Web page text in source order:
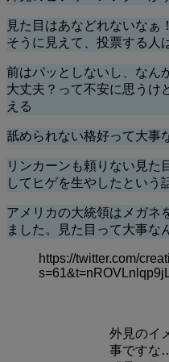
見た目はあなどれないなぁ
そうに見えて、投票する人
前はパッとしないし、なん
大丈夫？って不安に思うけ
える
舐められない格好って大事
リンカーンも頼りない見た
してヒゲを生やしたという
アメリカの大統領はメガネ
ました。見た目って大事な
https://twitter.com/
外見のイ
事ですな